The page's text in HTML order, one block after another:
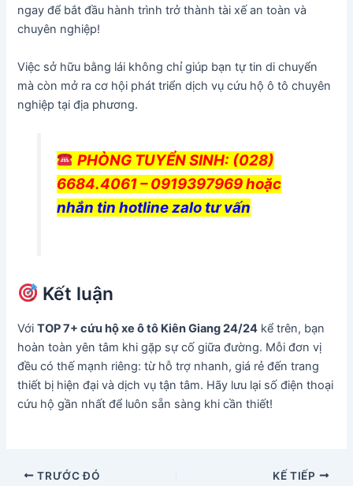
ngay để bắt đầu hành trình trở thành tài xế an toàn và
chuyên nghiệp!
Việc sở hữu bằng lái không chỉ giúp bạn tự tin di chuyển
mà còn mở ra cơ hội phát triển dịch vụ cứu hộ ô tô chuyên
nghiệp tại địa phương.
PHÒNG TUYỂN SINH: (028)
6684.4061 – 0919397969 hoặc
nhắn tin hotline zalo tư vấn
Kết luận
VớiTOP 7+ cứu hộ xe ô tô Kiên Giang 24/24 kể trên, bạn
hoàn toàn yên tâm khi gặp sự cố giữa đường. Mỗi đơn vị
đều có thế mạnh riêng: từ hỗ trợ nhanh, giá rẻ đến trang
thiết bị hiện đại và dịch vụ tận tâm. Hãy lưu lại số điện thoại
cứu hộ gần nhất để luôn sẵn sàng khi cần thiết!
TRƯỚC ĐÓ KẾ TIẾP